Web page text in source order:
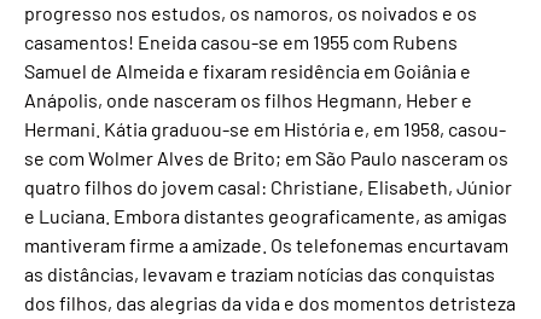
progresso nos estudos, os namoros, os noivados e os
casamentos! Eneida casou-se em 1955 com Rubens
Samuel de Almeida e fixaram residência em Goiânia e
Anápolis, onde nasceram os filhos Hegmann, Heber e
Hermani. Kátia graduou-se em História e, em 1958, casou-
se com Wolmer Alves de Brito; em São Paulo nasceram os
quatro filhos do jovem casal: Christiane, Elisabeth, Júnior
e Luciana. Embora distantes geograficamente, as amigas
mantiveram firme a amizade. Os telefonemas encurtavam
as distâncias, levavam e traziam notícias das conquistas
dos filhos, das alegrias da vida e dos momentos detristeza